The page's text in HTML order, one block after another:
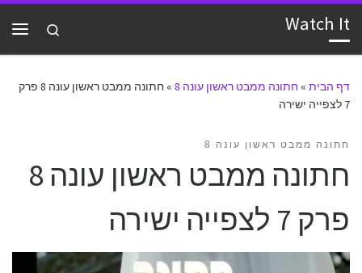
דלג לתוכן Watch It
Search
דף הבית » חתונה ממבט ראשון עונה 8 »
חתונה ממבט ראשון עונה 8 פרק
7 לצפייה ישירה
חתונה ממבט ראשון עונה 8
חתונה ממבט ראשון עונה 8
פרק 7 לצפייה ישירה